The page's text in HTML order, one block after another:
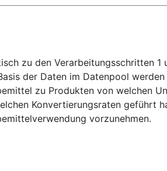
zu den Verarbeitungsschritten 1
der Daten im Datenpool
zu Produkten von welchen
Konvertierungsraten geführt
vorzunehmen.